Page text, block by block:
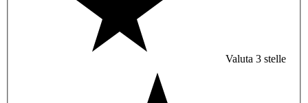
Valuta 3 stelle